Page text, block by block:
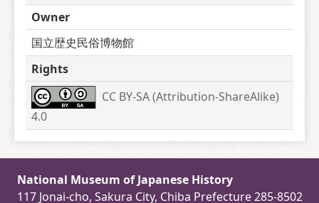
Owner
国立歴史民俗博物館
Rights
CC BY-SA (Attribution-ShareAlike)
4.0
National Museum of Japanese History
117 Jonai-cho, Sakura City, Chiba Prefecture 285-8502